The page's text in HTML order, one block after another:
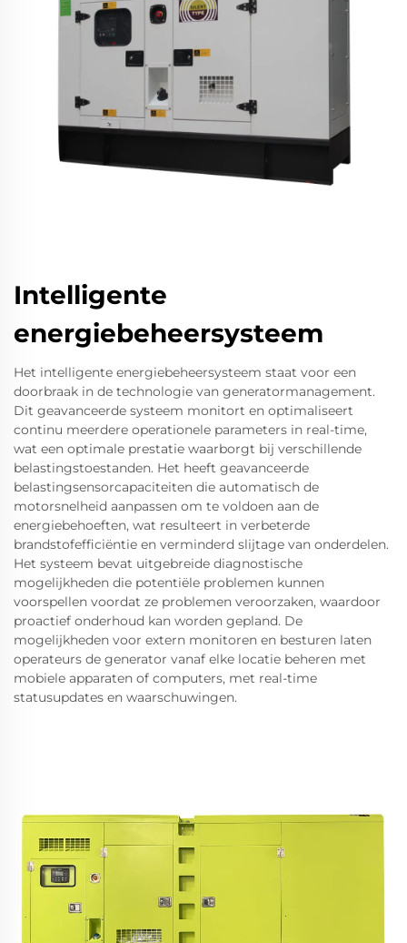
Intelligente
energiebeheersysteem
Het intelligente energiebeheersysteem staat voor een
doorbraak in de technologie van generatormanagement.
Dit geavanceerde systeem monitort en optimaliseert
continu meerdere operationele parameters in real-time,
wat een optimale prestatie waarborgt bij verschillende
belastingstoestanden. Het heeft geavanceerde
belastingsensorcapaciteiten die automatisch de
motorsnelheid aanpassen om te voldoen aan de
energiebehoeften, wat resulteert in verbeterde
brandstofefficiëntie en verminderd slijtage van onderdelen.
Het systeem bevat uitgebreide diagnostische
mogelijkheden die potentiële problemen kunnen
voorspellen voordat ze problemen veroorzaken, waardoor
proactief onderhoud kan worden gepland. De
mogelijkheden voor extern monitoren en besturen laten
operateurs de generator vanaf elke locatie beheren met
mobiele apparaten of computers, met real-time
statusupdates en waarschuwingen.